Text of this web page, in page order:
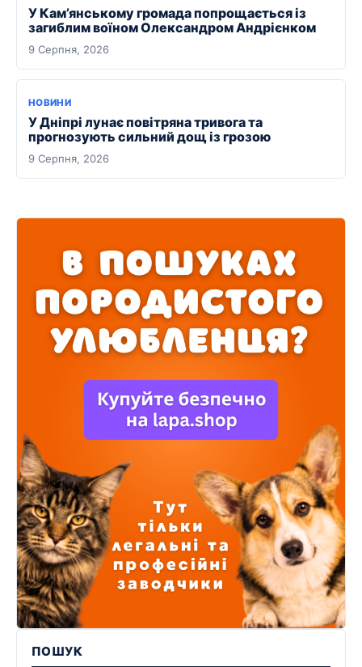
У Кам’янському громада попрощається із
загиблим воїном Олександром Андрієнком
9 Серпня, 2026
НОВИНИ
У Дніпрі лунає повітряна тривога та
прогнозують сильний дощ із грозою
9 Серпня, 2026
ПОШУК